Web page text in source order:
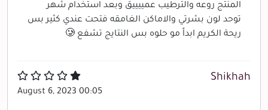
المنتج روعه والترطيب عمييييق وبعد استخدام شهر
توحد لون بشرتي والاماكن الغامقه فتحت عندي كثير بس
ريحة الكريم ابداً مو حلوه بس النتايج تشفع 🥲
Shikhah
August 6, 2023 00:05